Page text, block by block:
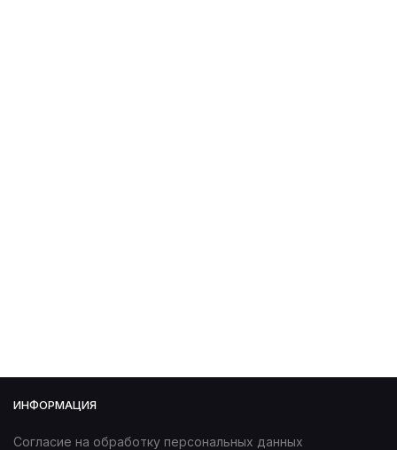
ИНФОРМАЦИЯ
Согласие на обработку персональных данных